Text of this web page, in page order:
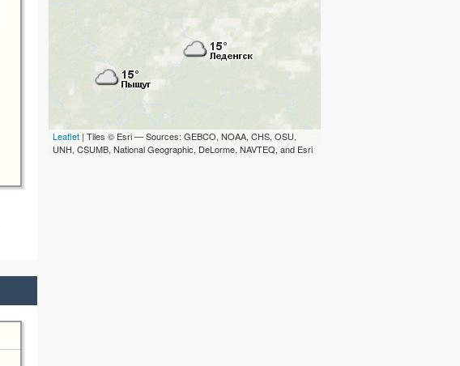
Leaflet | Tiles © Esri — Sources: GEBCO, NOAA, CHS, OSU,
UNH, CSUMB, National Geographic, DeLorme, NAVTEQ, and Esri